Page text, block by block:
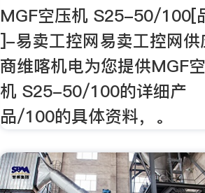
MGF空压机 S25-50/100[
]-易卖工控网易卖工控网供
商维喀机电为您提供MGF
机 S25-50/100的详细产
品/100的具体资料，。